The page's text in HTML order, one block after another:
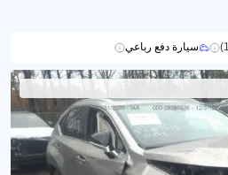
سيارة دفع رباعي